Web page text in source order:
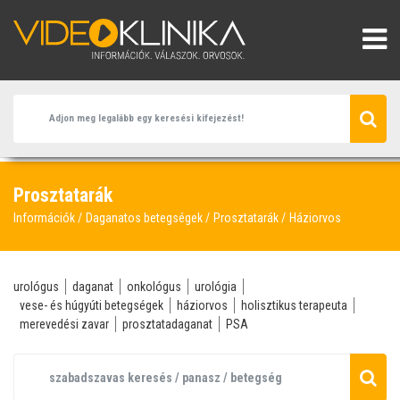
Prosztatarák
Információk Daganatos betegségek Prosztatarák Háziorvos
urológus daganat onkológus
urológia
vese- és húgyúti betegségek
háziorvos
holisztikus terapeuta
merevedési zavar
prosztatadaganat PSA